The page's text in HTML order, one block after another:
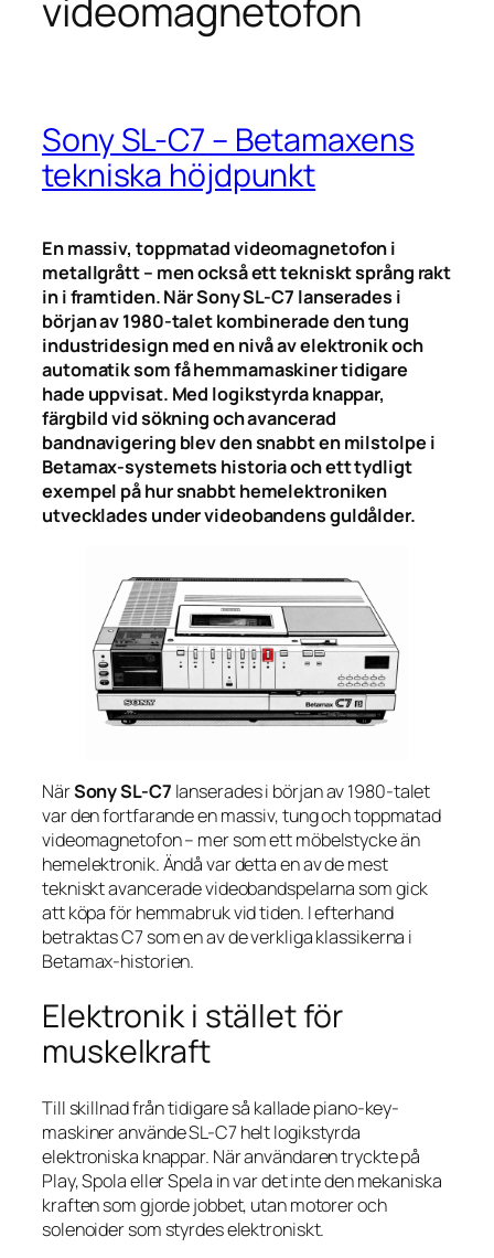
videomagnetofon
Sony SL-C7 – Betamaxens
tekniska höjdpunkt
En massiv, toppmatad videomagnetofon i
metallgrått – men också ett tekniskt språng rakt
in i framtiden. När Sony SL-C7 lanserades i
början av 1980-talet kombinerade den tung
industridesign med en nivå av elektronik och
automatik som få hemmamaskiner tidigare
hade uppvisat. Med logikstyrda knappar,
färgbild vid sökning och avancerad
bandnavigering blev den snabbt en milstolpe i
Betamax-systemets historia och ett tydligt
exempel på hur snabbt hemelektroniken
utvecklades under videobandens guldålder.
NärSony SL-C7 lanserades i början av 1980-talet
var den fortfarande en massiv, tung och toppmatad
videomagnetofon – mer som ett möbelstycke än
hemelektronik. Ändå var detta en av de mest
tekniskt avancerade videobandspelarna som gick
att köpa för hemmabruk vid tiden. I efterhand
betraktas C7 som en av de verkliga klassikerna i
Betamax-historien.
Elektronik i stället för
muskelkraft
Till skillnad från tidigare så kalladepiano-key-
maskiner använde SL-C7 helt logikstyrda
elektroniska knappar. När användaren tryckte på
Play, Spola eller Spela in var det inte den mekaniska
kraften som gjorde jobbet, utan motorer och
solenoider som styrdes elektroniskt.